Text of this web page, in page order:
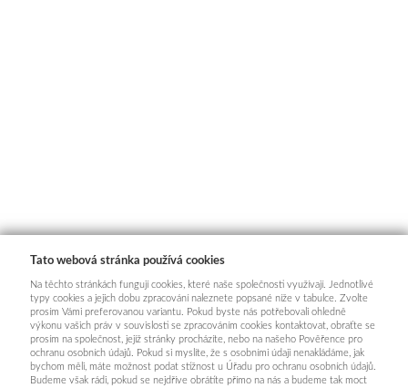
Tato webová stránka používá cookies
Na těchto stránkách fungují cookies, které naše společnosti využívají. Jednotlivé
typy cookies a jejich dobu zpracování naleznete popsané níže v tabulce. Zvolte
prosím Vámi preferovanou variantu. Pokud byste nás potřebovali ohledně
výkonu vašich práv v souvislosti se zpracováním cookies kontaktovat, obraťte se
prosím na společnost, jejíž stránky procházíte, nebo na našeho Pověřence pro
ochranu osobních údajů. Pokud si myslíte, že s osobními údaji nenakládáme, jak
bychom měli, máte možnost podat stížnost u Úřadu pro ochranu osobních údajů.
Budeme však rádi, pokud se nejdříve obrátíte přímo na nás a budeme tak moct